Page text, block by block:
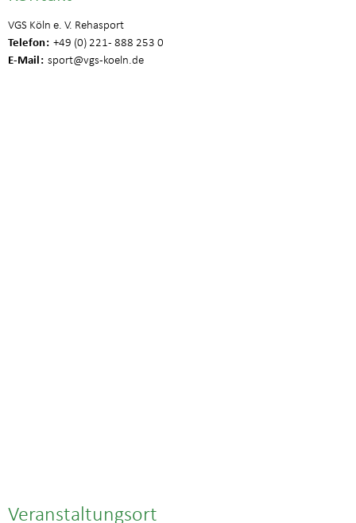
VGS Köln e. V. Rehasport
Telefon +49 (0) 221 - 888 253 0
E-Mail sport@vgs-koeln.de
Veranstaltungsort